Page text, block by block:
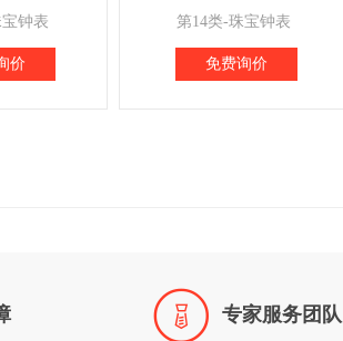
钟表
价
第14类-珠宝钟表
免费询价
 专家服务团队